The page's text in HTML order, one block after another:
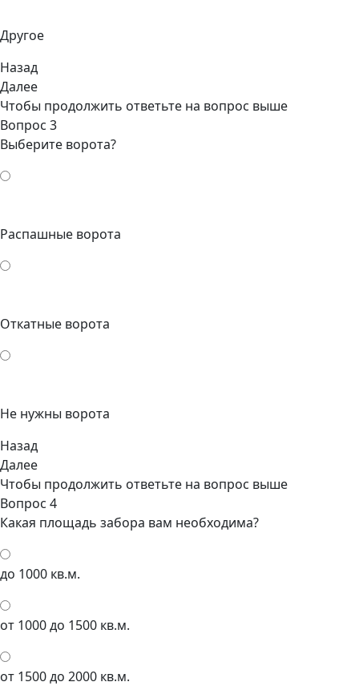
Другое
Назад
Далее
Чтобы продолжить ответьте на вопрос выше
Вопрос 3
Выберите ворота?
Распашные ворота
Откатные ворота
Не нужны ворота
Назад
Далее
Чтобы продолжить ответьте на вопрос выше
Вопрос 4
Какая площадь забора вам необходима?
до 1000 кв.м.
от 1000 до 1500 кв.м.
от 1500 до 2000 кв.м.